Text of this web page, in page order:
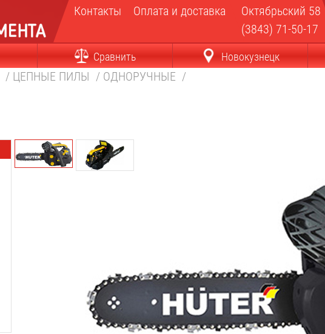
Контакты Оплата и доставка
Октябрьский 58
(3843) 71-50-17
Сравнить Новокузнецк
/ ЦЕПНЫЕ ПИЛЫ / ОДНОРУЧНЫЕ /